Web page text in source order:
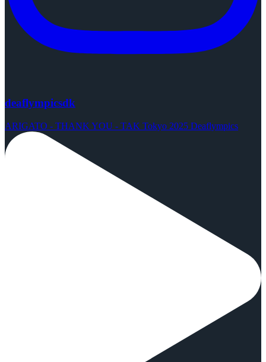
deaflympicsdk
ARIGATO - THANK YOU - TAK Tokyo 2025 Deaflympics